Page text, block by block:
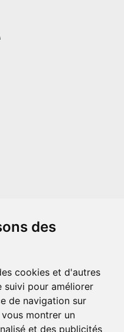
des
cookies et d'autres
suivi pour améliorer
de navigation sur
montrer un
et des publicités
LTD © Marvel. Tous droits
n'est en aucun cas lié de
Disney Company, Pixar,
ou associés. Toute demande